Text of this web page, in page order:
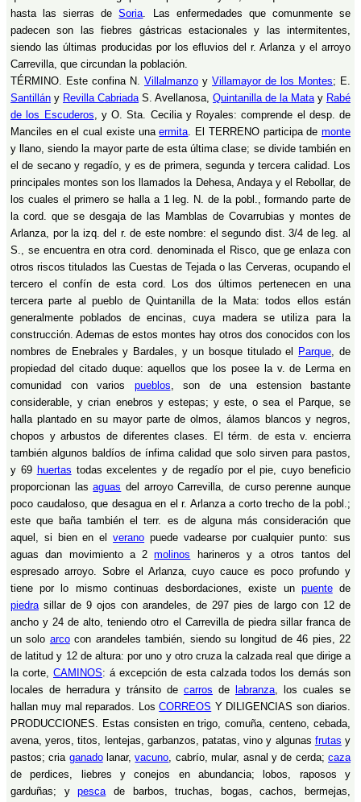
hasta las sierras deSoria. Las enfermedades que comunmente se
padecen son las fiebres gástricas estacionales y las intermitentes,
siendo las últimas producidas por los efluvios del r. Arlanza y el arroyo
Carrevilla, que circundan la población.
TÉRMINO. Este confina N. Villalmanzo y Villamayor de los Montes; E.
Santillán y Revilla CabriadaS. Avellanosa, Quintanilla de la Matay Rabé
de los Escuderos, y O. Sta. Cecilia y Royales: comprende el desp. de
Manciles en el cual existe unaermita. El TERRENO participa demonte
y llano, siendo la mayor parte de esta última clase; se divide también en
el de secano y regadío, y es de primera, segunda y tercera calidad. Los
principales montes son los llamados la Dehesa, Andaya y el Rebollar, de
los cuales el primero se halla a 1 leg. N. de la pobl., formando parte de
la cord. que se desgaja de las Mamblas de Covarrubias y montes de
Arlanza, por la izq. del r. de este nombre: el segundo dist. 3/4 de leg. al
S., se encuentra en otra cord. denominada el Risco, que ge enlaza con
otros riscos titulados las Cuestas de Tejada o las Cerveras, ocupando el
tercero el confín de esta cord. Los dos últimos pertenecen en una
tercera parte al pueblo de Quintanilla de la Mata: todos ellos están
generalmente poblados de encinas, cuya madera se utiliza para la
construcción. Ademas de estos montes hay otros dos conocidos con los
nombres de Enebrales y Bardales, y un bosque titulado el
Parque, de
propiedad del citado duque: aquellos que los posee la v. de Lerma en
comunidad con varios pueblos, son de una estension bastante
considerable, y crian enebros y estepas; y este, o sea el Parque, se
halla plantado en su mayor parte de olmos, álamos blancos y negros,
chopos y arbustos de diferentes clases. El térm. de esta v. encierra
también algunos baldíos de ínfima calidad que solo sirven para pastos,
y 69 huertas todas excelentes y de regadío por el pie, cuyo beneficio
proporcionan lasaguas del arroyo Carrevilla, de curso perenne aunque
poco caudaloso, que desagua en el r. Arlanza a corto trecho de la pobl.;
este que baña también el terr. es de alguna más consideración que
aquel, si bien en elverano puede vadearse por cualquier punto: sus
aguas dan movimiento a 2molinos harineros y a otros tantos del
espresado arroyo. Sobre el Arlanza, cuyo cauce es poco profundo y
tiene por lo mismo continuas desbordaciones, existe un puentede
piedrasillar de 9 ojos con arandeles, de 297 pies de largo con 12 de
ancho y 24 de alto, teniendo otro el Carrevilla de piedra sillar franca de
un solo arcocon arandeles también, siendo su longitud de 46 pies, 22
de latitud y 12 de altura: por uno y otro cruza la calzada real que dirige a
la corte, CAMINOS: á excepción de esta calzada todos los demás son
locales de herradura y tránsito de carros de labranza, los cuales se
hallan muy mal reparados. LosCORREOS Y DILIGENCIAS son diarios.
PRODUCCIONES. Estas consisten en trigo, comuña, centeno, cebada,
avena, yeros, titos, lentejas, garbanzos, patatas, vino y algunas frutas y
pastos; cria ganadolanar,vacuno, cabrío, mular, asnal y de cerda;caza
de perdices, liebres y conejos en abundancia; lobos, raposos y
garduñas; ypescade barbos, truchas, bogas, cachos, bermejas,